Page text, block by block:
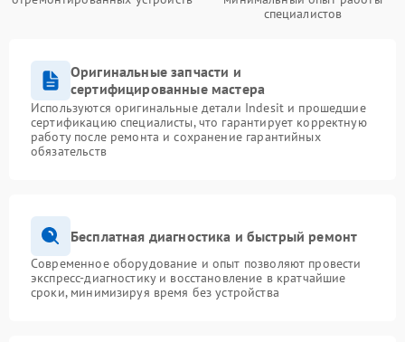
специалистов
Оригинальные запчасти и
сертифицированные мастера
Используются оригинальные детали Indesit и прошедшие
сертификацию специалисты, что гарантирует корректную
работу после ремонта и сохранение гарантийных
обязательств
Бесплатная диагностика и быстрый ремонт
Современное оборудование и опыт позволяют провести
экспресс-диагностику и восстановление в кратчайшие
сроки, минимизируя время без устройства